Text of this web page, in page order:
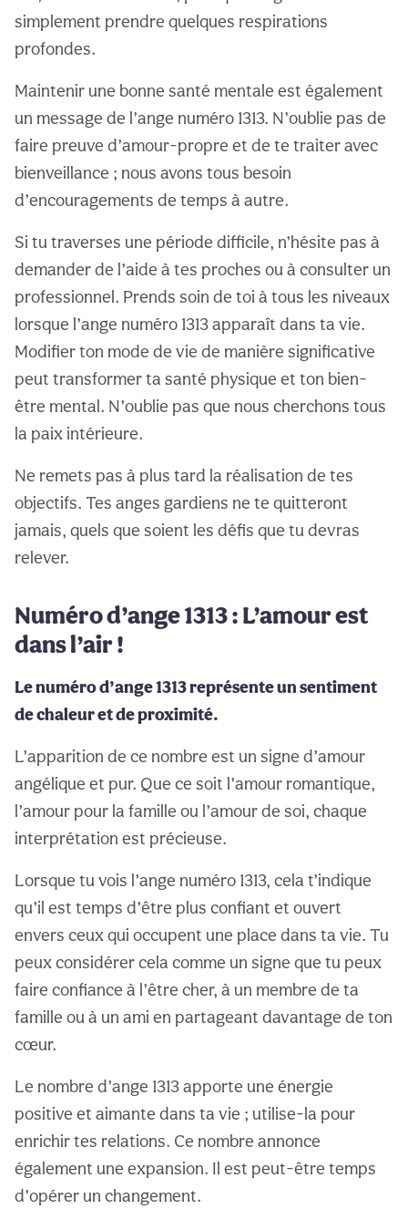
simplement prendre quelques respirations
profondes.
Maintenir une bonne santé mentale est également
un message de l’ange numéro 1313. N’oublie pas de
faire preuve d’amour-propre et de te traiter avec
bienveillance ; nous avons tous besoin
d’encouragements de temps à autre.
Si tu traverses une période difficile, n’hésite pas à
demander de l’aide à tes proches ou à consulter un
professionnel. Prends soin de toi à tous les niveaux
lorsque l’ange numéro 1313 apparaît dans ta vie.
Modifier ton mode de vie de manière significative
peut transformer ta santé physique et ton bien-
être mental. N’oublie pas que nous cherchons tous
la paix intérieure.
Ne remets pas à plus tard la réalisation de tes
objectifs. Tes anges gardiens ne te quitteront
jamais, quels que soient les défis que tu devras
relever.
Numéro d’ange 1313 : L’amour est
dans l’air !
Le numéro d’ange 1313 représente un sentiment
de chaleur et de proximité.
L’apparition de ce nombre est un signe d’amour
angélique et pur. Que ce soit l’amour romantique,
l’amour pour la famille ou l’amour de soi, chaque
interprétation est précieuse.
Lorsque tu vois l’ange numéro 1313, cela t’indique
qu’il est temps d’être plus confiant et ouvert
envers ceux qui occupent une place dans ta vie. Tu
peux considérer cela comme un signe que tu peux
faire confiance à l’être cher, à un membre de ta
famille ou à un ami en partageant davantage de ton
cœur.
Le nombre d’ange 1313 apporte une énergie
positive et aimante dans ta vie ; utilise-la pour
enrichir tes relations. Ce nombre annonce
également une expansion. Il est peut-être temps
d’opérer un changement.